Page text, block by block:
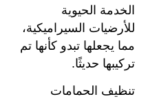
الخدمة الحيوية
للأرضيات السيراميكية،
مما يجعلها تبدو كأنها تم
تركيبها حديثًا.
تنظيف الحمامات